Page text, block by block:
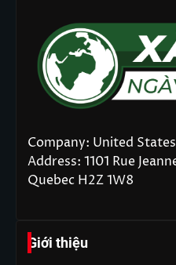
Company: United
Address: 1101 Rue
Quebec H2Z 1W8
Giới thiệu